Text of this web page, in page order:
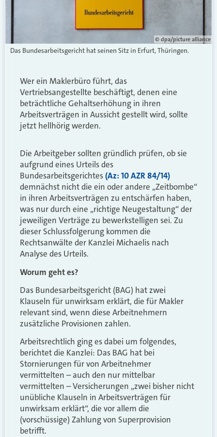
© dpa/picture alliance
Das Bundesarbeitsgericht hat seinen Sitz in Erfurt, Thüringen.
Wer ein Maklerbüro führt, das
Vertriebsangestellte beschäftigt, denen eine
beträchtliche Gehaltserhöhung in ihren
Arbeitsverträgen in Aussicht gestellt wird, sollte
jetzt hellhörig werden.
Die Arbeitgeber sollten gründlich prüfen, ob sie
aufgrund eines Urteils des
Bundesarbeitsgerichtes(Az: 10 AZR 84/14)
demnächst nicht die ein oder andere „Zeitbombe“
in ihren Arbeitsverträgen zu entschärfen haben,
was nur durch eine „richtige Neugestaltung“ der
jeweiligen Verträge zu bewerkstelligen sei. Zu
dieser Schlussfolgerung kommen die
Rechtsanwälte der Kanzlei Michaelis nach
Analyse des Urteils.
Worum geht es?
Das Bundesarbeitsgericht (BAG) hat zwei
Klauseln für unwirksam erklärt, die für Makler
relevant sind, wenn diese Arbeitnehmern
zusätzliche Provisionen zahlen.
Arbeitsrechtlich ging es dabei um folgendes,
berichtet die Kanzlei: Das BAG hat bei
Stornierungen für von Arbeitnehmer
vermittelten – auch den nur mittelbar
vermittelten – Versicherungen „zwei bisher nicht
unübliche Klauseln in Arbeitsverträgen für
unwirksam erklärt“, die vor allem die
(vorschüssige) Zahlung von Superprovision
betrifft.